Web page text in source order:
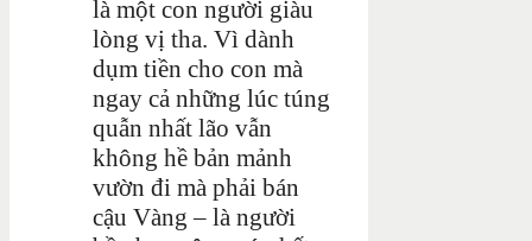
là một con người giàu
lòng vị tha. Vì dành
dụm tiền cho con mà
ngay cả những lúc túng
quẫn nhất lão vẫn
không hề bản mảnh
vườn đi mà phải bán
cậu Vàng – là người